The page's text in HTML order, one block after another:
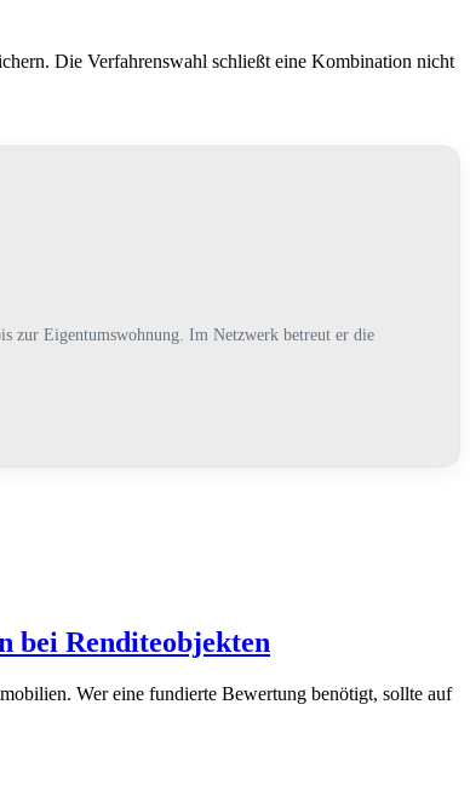
Die Verfahrenswahl schließt eine Kombination nicht
zur Eigentumswohnung. Im Netzwerk betreut er die
bei Renditeobjekten
Wer eine fundierte Bewertung benötigt, sollte auf